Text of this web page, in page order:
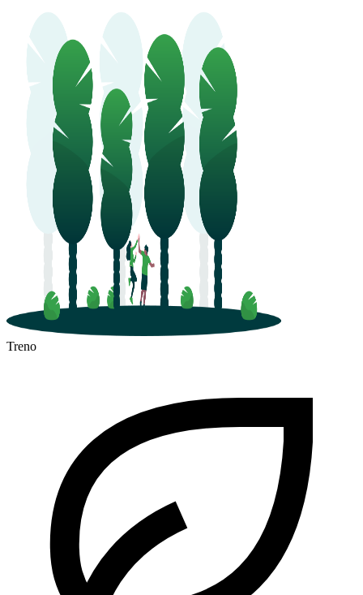
Treno